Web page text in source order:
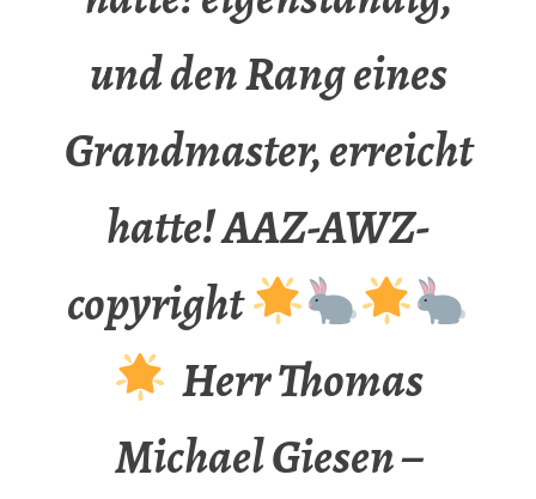
und den Rang eines
Grandmaster, erreicht
hatte! AAZ-AWZ-
copyright
Herr Thomas
Michael Giesen –